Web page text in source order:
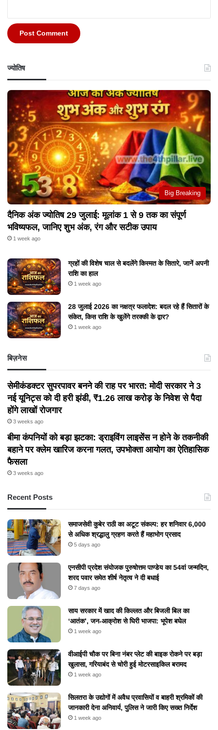
ज्योतिष
Big Breaking
दैनिक अंक ज्योतिष 29 जुलाई: मूलांक 1 से 9 तक का संपूर्ण
भविष्यफल, जानिए शुभ अंक, रंग और सटीक उपाय
1 week ago
ग्रहों की विशेष चाल से बदलेंगे किस्मत के सितारे, जानें अपनी
राशि का हाल
1 week ago
28 जुलाई 2026 का नक्षत्र फलादेश: बदल रहे हैं सितारों के
संकेत, किस राशि के खुलेंगे तरक्की के द्वार?
1 week ago
बिज़नेस
सेमीकंडक्टर सुपरपावर बनने की राह पर भारत: मोदी सरकार ने 3
नई यूनिट्स को दी हरी झंडी, ₹1.26 लाख करोड़ के निवेश से पैदा
होंगे लाखों रोजगार
3 weeks ago
बीमा कंपनियों को बड़ा झटका: ड्राइविंग लाइसेंस न होने के तकनीकी
बहाने पर क्लेम खारिज करना गलत, उपभोक्ता आयोग का ऐतिहासिक
फैसला
3 weeks ago
Recent Posts
समाजसेवी कुबेर राठी का अटूट संकल्प: हर शनिवार 6,000
से अधिक श्रद्धालु ग्रहण करते हैं महाभोग प्रसाद
5 days ago
एनसीपी प्रदेश संयोजक पुरुषोत्तम पाण्डेय का 54वां जन्मदिन,
शरद पवार समेत शीर्ष नेतृत्व ने दी बधाई
7 days ago
​साय सरकार में खाद की किल्लत और बिजली बिल का
‘आतंक’, जन-आक्रोश से घिरी भाजपा: भूपेश बघेल
1 week ago
वीआईपी चौक पर बिना नंबर प्लेट की बाइक रोकने पर बड़ा
खुलासा, गरियाबंद से चोरी हुई मोटरसाइकिल बरामद
1 week ago
सिलतरा के उद्योगों में अवैध प्रवासियों व बाहरी श्रमिकों की
जानकारी देना अनिवार्य, पुलिस ने जारी किए सख्त निर्देश
1 week ago